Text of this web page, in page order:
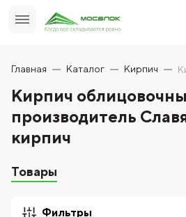
Главная Каталог Кирпич
Кирпич
производитель
кирпич
Товары
Фильтры